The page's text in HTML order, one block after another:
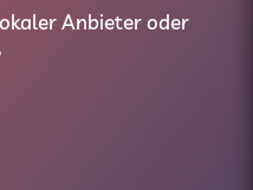
Anbieter oder